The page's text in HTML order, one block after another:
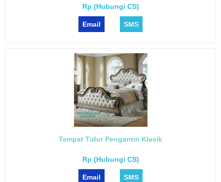
Rp (Hubungi CS)
Email SMS
Tempat Tidur Pengantin Klasik
Rp (Hubungi CS)
Email SMS